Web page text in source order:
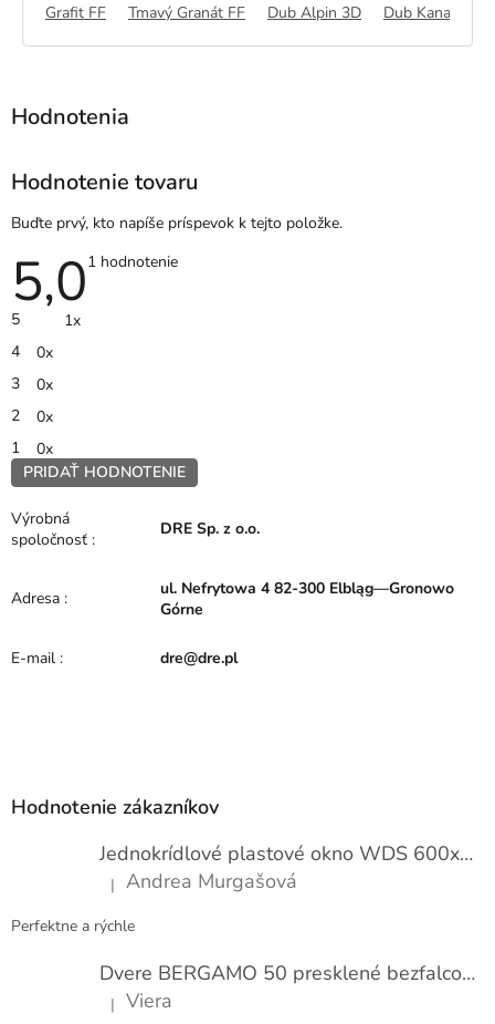
Grafit FF Tmavý Granát FF Dub Alpin 3D Dub Kanadský
Hodnotenie tovaru
Buďte prvý, kto napíše príspevok k tejto položke.
5,0Priemerné
1 hodnotenie
5
1x
4
0x
3
0x
2
0x
1
0x
PRIDAŤ HODNOTENIE
V
ý
p
h
n
Výrobná
spoločnosť :
DRE Sp. z o.o.
Adresa :
ul. Nefrytowa 4 82-300 Elbląg—Gronowo
Górne
E-mail : dre@dre.pl
Hodnotenie zákazníkov
Jednokrídlové plastové okno WDS 600x1000
Hodnotenie produktu je 5 z 5 hviezdičiek.
| Andrea Murgašová
Perfektne a rýchle
Dvere BERGAMO 50 presklené bezfalcové EXTRA
Hodnotenie produktu je 5 z 5 hviezdičiek.
| Viera